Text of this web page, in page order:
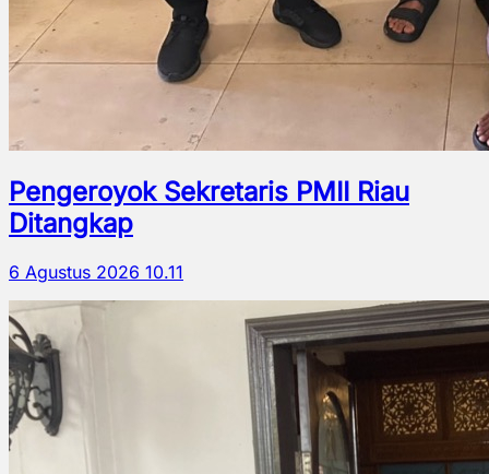
Pengeroyok Sekretaris PMII Riau
Ditangkap
6 Agustus 2026 10.11